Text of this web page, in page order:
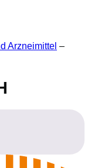
Arzneimittel –